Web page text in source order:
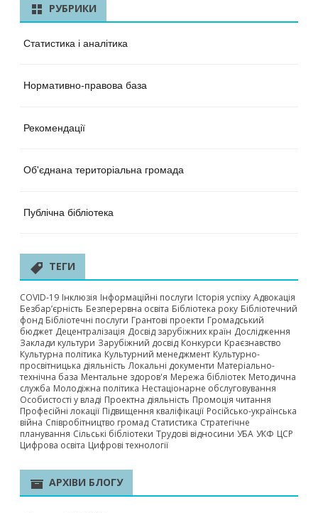
РУБРИКИ
Статистика і аналітика
Нормативно-правова база
Рекомендації
Об'єднана територіальна громада
Публічна бібліотека
ТЕГИ
COVID-19 Інклюзія Інформаційні послуги Історія успіху Адвокація
Безбар’єрність Безперервна освіта Бібліотека року Бібліотечний
фонд Бібліотечні послуги Грантові проекти Громадський
бюджет Децентралізація Досвід зарубіжних країн Дослідження
Заклади культури Зарубіжний досвід Конкурси Краєзнавство
Культурна політика Культурний менеджмент Культурно-
просвітницька діяльність Локальні документи Матеріально-
технічна база Ментальне здоров'я Мережа бібліотек Методична
служба Молодіжна політика Нестаціонарне обслуговування
Особистості у владі Проектна діяльність Промоція читання
Професійні локації Підвищення кваліфікації Російсько-українська
війна Співробітництво громад Статистика Стратегічне
планування Сільські бібліотеки Трудові відносини УБА УКФ ЦСР
Цифрова освіта Цифрові технології
АРХІВИ БЛОГУ